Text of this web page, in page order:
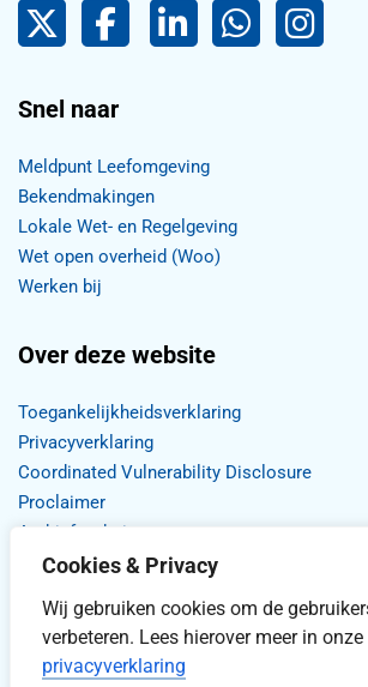
Cookies & Privacy
Wij gebruiken cookies om de
verbeteren. Lees hierover meer in onze
privacyverklaring
Pijnacker-Nootdorp op Twitter
FacebookLinkedIn Pijnacker-
Pijnacker-
Snel naar
Meldpunt Leefomgeving
Bekendmakingen
Lokale Wet- en Regelgeving
Wet open overheid (Woo)
Werken bij
Over deze website
Toegankelijkheidsverklaring
Privacyverklaring
Coordinated Vulnerability Disclosure
Proclaimer
Archief website